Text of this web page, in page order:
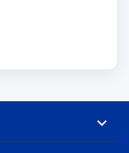
